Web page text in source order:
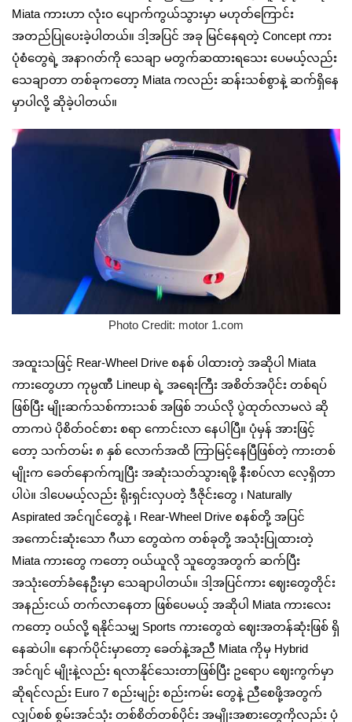
Miata ကားဟာ လုံးဝ ပျောက်ကွယ်သွားမှာ မဟုတ်ကြောင်း
အတည်ပြုပေးခဲ့ပါတယ်။ ဒါ့အပြင် အခု မြင်နေရတဲ့ Concept ကား
ပုံစံတွေရဲ့ အနာဂတ်ကို သေချာ မတွက်ဆထားရသေး ပေမယ့်လည်း
သေချာတာ တစ်ခုကတော့ Miata ကလည်း ဆန်းသစ်စွာနဲ့ ဆက်ရှိနေ
မှာပါလို့ ဆိုခဲ့ပါတယ်။
Photo Credit: motor 1.com
အထူးသဖြင့် Rear-Wheel Drive စနစ် ပါထားတဲ့ အဆိုပါ Miata
ကားတွေဟာ ကုမ္ပဏီ Lineup ရဲ့ အရေးကြီး အစိတ်အပိုင်း တစ်ရပ်
ဖြစ်ပြီး မျိုးဆက်သစ်ကားသစ် အဖြစ် ဘယ်လို ပွဲထုတ်လာမလဲ ဆို
တာကပဲ ပိုစိတ်ဝင်စား စရာ ကောင်းလာ နေပါပြီ။ ပုံမှန် အားဖြင့်
တော့ သက်တမ်း ၈ နှစ် လောက်အထိ ကြာမြင့်နေပြီဖြစ်တဲ့ ကားတစ်
မျိုးက ခေတ်နောက်ကျပြီး အဆုံးသတ်သွားရဖို့ နီးစပ်လာ လေ့ရှိတာ
ပါပဲ။ ဒါပေမယ့်လည်း ရိုးရှင်းလှပတဲ့ ဒီဇိုင်းတွေ ၊ Naturally
Aspirated အင်ဂျင်တွေနဲ့ ၊ Rear-Wheel Drive စနစ်တို့ အပြင်
အကောင်းဆုံးသော ဂီယာ‌ တွေထဲက တစ်ခုတို့ အသုံးပြုထားတဲ့
Miata ကားတွေ ကတော့ ဝယ်ယူလို သူတွေအတွက် ဆက်ပြီး
အသုံးတော်ခံနေဦးမှာ သေချာပါတယ်။ ဒါ့အပြင်ကား ဈေးတွေတိုင်း
အနည်းငယ် တက်လာနေတာ ဖြစ်ပေမယ့် အဆိုပါ Miata ကားလေး
ကတော့ ‌ဝယ်လို့ ရနိုင်သမျှ Sports ကားတွေထဲ ဈေးအတန်ဆုံးဖြစ် ရှိ
နေဆဲပါ။ နောက်ပိုင်းမှာတော့ ခေတ်နဲ့အညီ Miata ကိုမှ Hybrid
အင်ဂျင် မျိုးနဲ့လည်း ရလာနိုင်သေးတာဖြစ်ပြီး ဥရောပ ဈေးကွက်မှာ
ဆိုရင်လည်း Euro 7 စည်းမျဉ်း စည်းကမ်း တွေနဲ့ ညီစေဖို့အတွက်
လျှပ်စစ် စွမ်းအင်သုံး တစ်စိတ်တစ်ပိုင်း အမျိုးအစားတွေကိုလည်း ပုံ